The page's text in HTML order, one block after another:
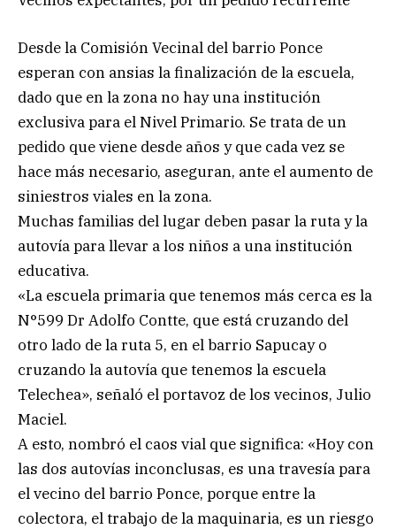
Desde la Comisión Vecinal del barrio Ponce
esperan con ansias la finalización de la escuela,
dado que en la zona no hay una institución
exclusiva para el Nivel Primario. Se trata de un
pedido que viene desde años y que cada vez se
hace más necesario, aseguran, ante el aumento de
siniestros viales en la zona.
Muchas familias del lugar deben pasar la ruta y la
autovía para llevar a los niños a una institución
educativa.
«La escuela primaria que tenemos más cerca es la
N°599 Dr Adolfo Contte, que está cruzando del
otro lado de la ruta 5, en el barrio Sapucay o
cruzando la autovía que tenemos la escuela
Telechea», señaló el portavoz de los vecinos, Julio
Maciel.
A esto, nombró el caos vial que significa: «Hoy con
las dos autovías inconclusas, es una travesía para
el vecino del barrio Ponce, porque entre la
colectora, el trabajo de la maquinaria, es un riesgo